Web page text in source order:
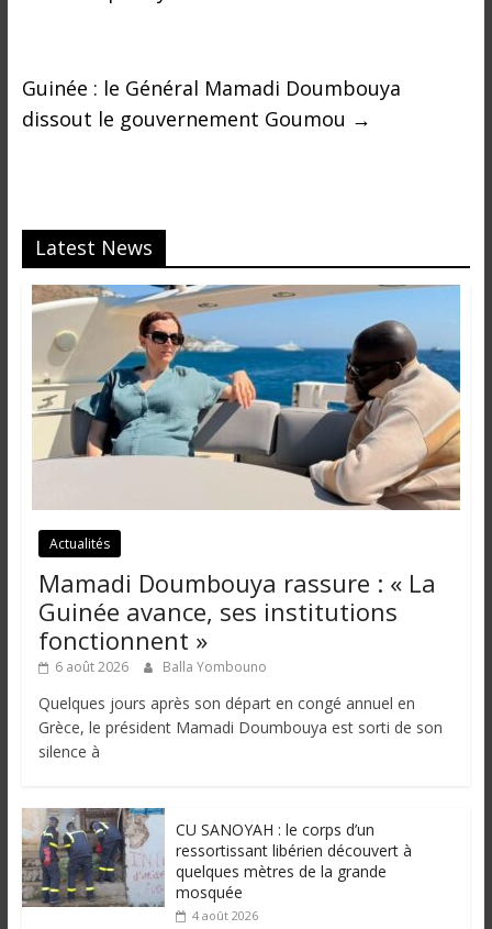
Guinée : le Général Mamadi Doumbouya
dissout le gouvernement Goumou →
Latest News
Actualités
Mamadi Doumbouya rassure : « La
Guinée avance, ses institutions
fonctionnent »
6 août 2026 Balla Yombouno
Quelques jours après son départ en congé annuel en
Grèce, le président Mamadi Doumbouya est sorti de son
silence à
CU SANOYAH : le corps d’un
ressortissant libérien découvert à
quelques mètres de la grande
mosquée
4 août 2026